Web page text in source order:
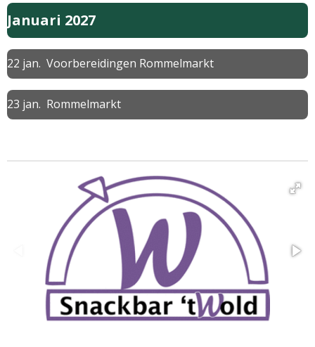
Januari 2027
22 jan. Voorbereidingen Rommelmarkt
23 jan. Rommelmarkt